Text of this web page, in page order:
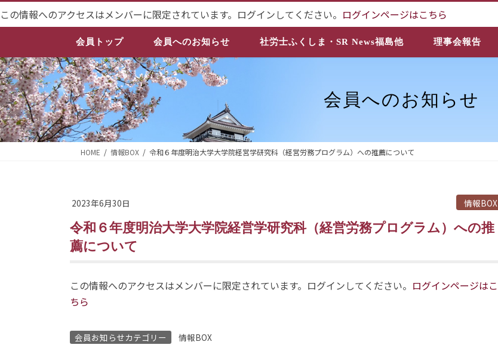
ン
ン
ツ
へ
ス
キ
ッ
ビ
ー
シ
ョ
ン
に
移
この情報へのアクセスはメンバーに限定されています。ログインしてください。 ログインページはこちら
会員トップ 会員へのお知らせ 社労士ふくしま・SR News福島他 理事会報告
会員へのお知らせ
HOME 情報BOX 令和６年度明治大学大学院経営学研究科（経営労務プログラム）への推薦について
2023年6月30日 情報BOX
令和６年度明治大学大学院経営学研究科（経営労務プログラム）への推
薦について
この情報へのアクセスはメンバーに限定されています。ログインしてください。 ログインページはこ
ちら
会員お知らせカテゴリー 情報BOX